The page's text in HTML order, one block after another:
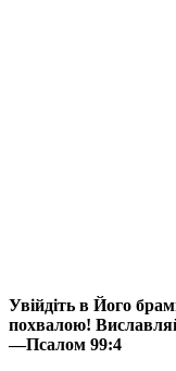
Увійдіть в Його
похвалою!
—Псалом 99:4